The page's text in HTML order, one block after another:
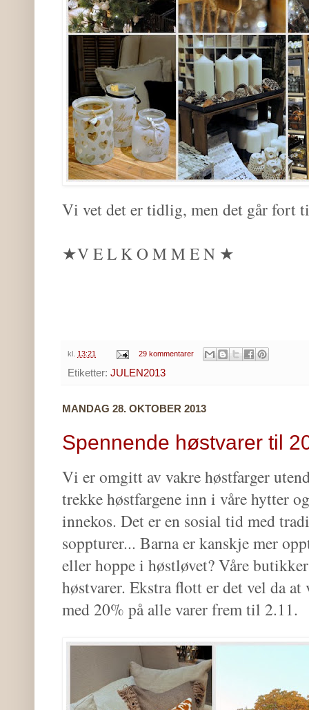
Vi vet det er tidlig, men det går fort
★V E L K O M M E N ★
kl. 13:21 29 kommentarer
Etiketter: JULEN2013
MANDAG 28. OKTOBER 2013
Spennende høstvarer til
Vi er omgitt av vakre høstfarger
trekke høstfargene inn i våre hytter
innekos. Det er en sosial tid med
soppturer... Barna er kanskje mer
eller hoppe i høstløvet? Våre
høstvarer. Ekstra flott er det vel da
med 20% på alle varer frem til 2.11.